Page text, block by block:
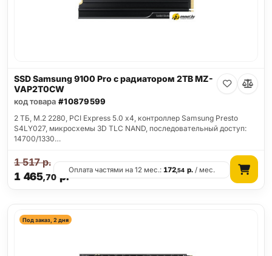
SSD Samsung 9100 Pro с радиатором 2TB MZ-
VAP2T0CW
код товара #10879599
2 ТБ, M.2 2280, PCI Express 5.0 x4, контроллер Samsung Presto
S4LY027, микросхемы 3D TLC NAND, последовательный доступ:
14700/1330…
1 465,70 р.
1 517р.
Оплата частями на 12 мес.:172,54 р./ мес.
Под заказ, 2 дня